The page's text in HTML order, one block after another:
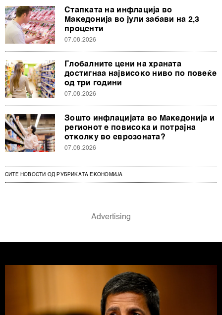
Стапката на инфлација во
Македонија во јули забави на 2,3
проценти
07.08.2026
Глобалните цени на храната
достигнаа највисоко ниво по повеќе
од три години
07.08.2026
Зошто инфлацијата во Македонија и
регионот е повисока и потрајна
отколку во еврозоната?
07.08.2026
СИТЕ НОВОСТИ ОД РУБРИКАТА ЕКОНОМИЈА